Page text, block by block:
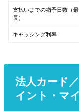
支払いまでの猶予日数（最
長）
キャッシング利率
法人カード
イント・マ